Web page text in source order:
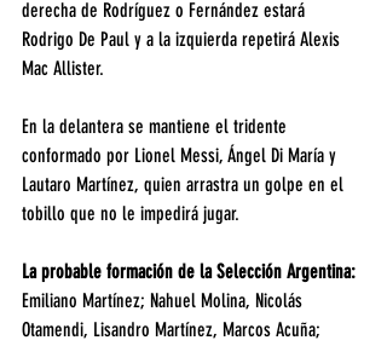
derecha de Rodríguez o Fernández estará
Rodrigo De Paul y a la izquierda repetirá Alexis
Mac Allister.
En la delantera se mantiene el tridente
conformado por Lionel Messi, Ángel Di María y
Lautaro Martínez, quien arrastra un golpe en el
tobillo que no le impedirá jugar.
La probable formación de la Selección Argentina:
Emiliano Martínez; Nahuel Molina, Nicolás
Otamendi, Lisandro Martínez, Marcos Acuña;